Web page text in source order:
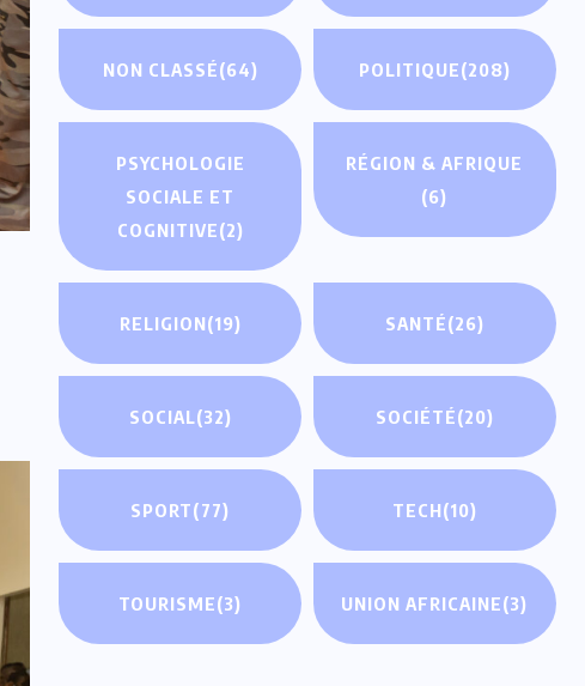
NON CLASSÉ(64) POLITIQUE(208)
PSYCHOLOGIE
SOCIALE ET
COGNITIVE(2)
RÉGION & AFRIQUE
(6)
RELIGION(19) SANTÉ(26)
SOCIAL(32) SOCIÉTÉ(20)
SPORT(77) TECH(10)
TOURISME(3) UNION AFRICAINE(3)